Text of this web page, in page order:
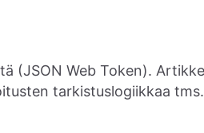
(JSON Web Token).
tarkistuslogiikkaa